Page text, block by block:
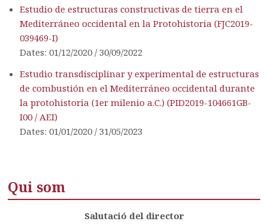
Estudio de estructuras constructivas de tierra en el
Mediterráneo occidental en la Protohistoria (FJC2019-
039469-I)
Dates: 01/12/2020 / 30/09/2022
Estudio transdisciplinar y experimental de estructuras
de combustión en el Mediterráneo occidental durante
la protohistoria (1er milenio a.C.) (PID2019-104661GB-
I00 / AEI)
Dates: 01/01/2020 / 31/05/2023
Qui som
Salutació del director